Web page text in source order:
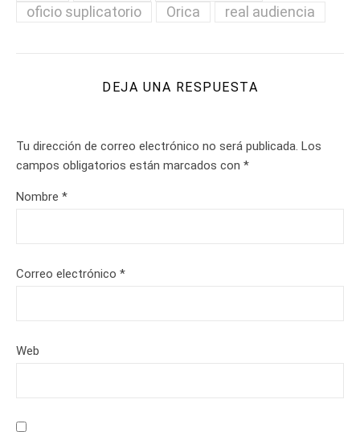
oficio suplicatorio
Orica real audiencia
DEJA UNA RESPUESTA
Tu dirección de correo electrónico no será publicada. Los
campos obligatorios están marcados con *
Nombre *
Correo electrónico *
Web